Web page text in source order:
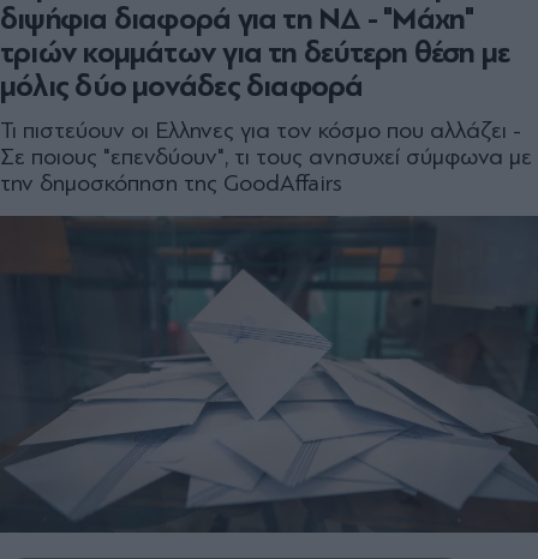
διψήφια διαφορά για τη ΝΔ - "Μάχη"
τριών κομμάτων για τη δεύτερη θέση με
μόλις δύο μονάδες διαφορά
Τι πιστεύουν οι Ελληνες για τον κόσμο που αλλάζει -
Σε ποιους "επενδύουν", τι τους ανησυχεί σύμφωνα με
την δημοσκόπηση της GoodAffairs